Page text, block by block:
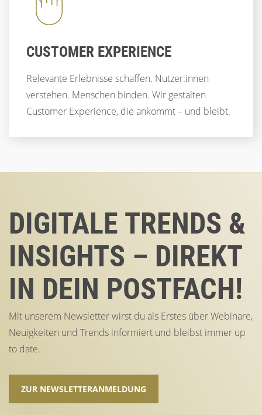
CUSTOMER EXPERIENCE
Relevante Erlebnisse schaffen. Nutzer:innen
verstehen. Menschen binden. Wir gestalten
Customer Experience, die ankommt – und bleibt.
DIGITALE TRENDS &
INSIGHTS – DIREKT
IN DEIN POSTFACH!
Mit unserem Newsletter wirst du als Erstes über Webinare,
Neuigkeiten und Trends informiert und bleibst immer up
to date.
ZUR NEWSLETTERANMELDUNG